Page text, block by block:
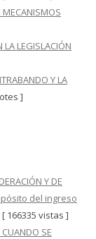
MECANISMOS
LA LEGISLACIÓN
Y LA
]
Y DE
del ingreso
[ 166335 vistas ]
SE